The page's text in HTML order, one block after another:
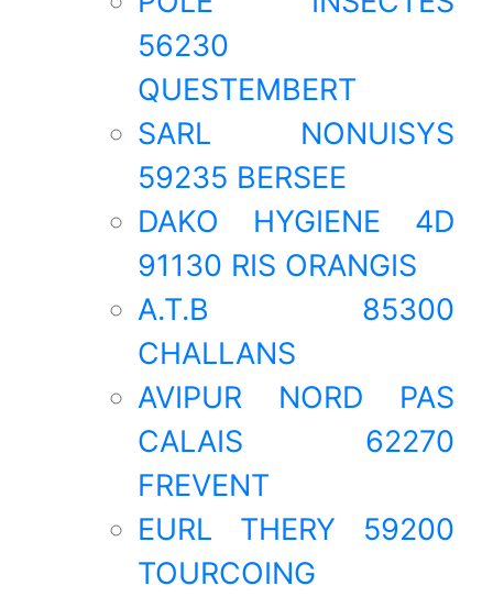
56230
QUESTEMBERT
SARL NONUISYS
59235 BERSEE
DAKO HYGIENE 4D
91130 RIS ORANGIS
A.T.B 85300
CHALLANS
AVIPUR NORD PAS
CALAIS 62270
FREVENT
EURL THERY 59200
TOURCOING